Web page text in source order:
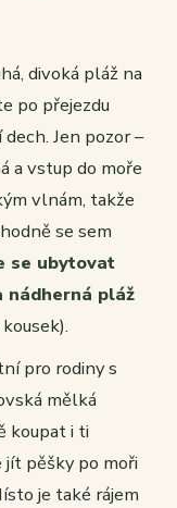
divoká pláž na
po přejezdu
Jen pozor –
a vstup do moře
vlnám, takže
se sem
se ubytovat
nádherná pláž
pro rodiny s
mělká
koupat i ti
jít pěšky po moři
je také rájem